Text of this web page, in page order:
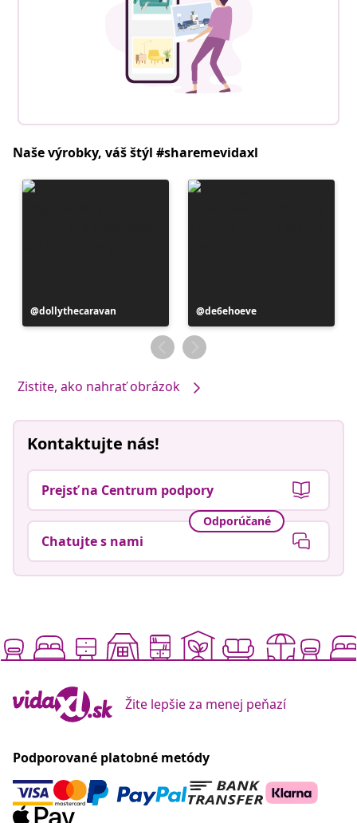
Naše výrobky, váš štýl #sharemevidaxl
Príspevok
zverejnil
dollythecaravan
Príspevok
zverejnil
de6ehoeve
Zistite, ako nahrať obrázok
Kontaktujte nás!
Prejsť na Centrum podpory
Odporúčané
Chatujte s nami
Žite lepšie za menej peňazí
Podporované platobné metódy